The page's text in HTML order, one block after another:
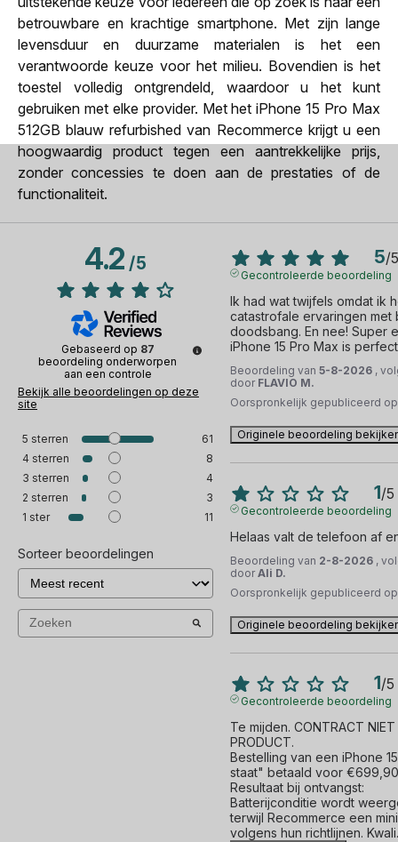
betrouwbare en krachtige smartphone. Met zijn lange
levensduur en duurzame materialen is het een
verantwoorde keuze voor het milieu. Bovendien is het
toestel volledig ontgrendeld, waardoor u het kunt
gebruiken met elke provider. Met het iPhone 15 Pro Max
512GB blauw refurbished van Recommerce krijgt u een
hoogwaardig product tegen een aantrekkelijke prijs,
zonder concessies te doen aan de prestaties of de
functionaliteit.
4.2/5
Gebaseerd op 87
beoordeling onderworpen
aan een controle
Bekijk alle beoordelingen op deze
site
5 sterren
61
4 sterren
8
3 sterren
4
2 sterren
3
1 ster 11
Sorteer beoordelingen
5/5
Gecontroleerde beoordeling
Ik had wat twijfels omdat ik
catastrofale ervaringen met
doodsbang. En nee! Super
iPhone 15 Pro Max is
Beoordeling van 5-8-2026 ,
door FLAVIO M.
Oorspronkelijk gepubliceerd
Originele beoordeling
1/5
Gecontroleerde beoordeling
Helaas valt de telefoon af
Beoordeling van 2-8-2026 ,
door Ali D.
Oorspronkelijk gepubliceerd
Originele beoordeling
1/5
Gecontroleerde beoordeling
Te mijden. CONTRACT NIET
PRODUCT.
Bestelling van een iPhone
staat" betaald voor
Resultaat bij ontvangst:
Batterijconditie wordt
terwijl Recommerce een
volgens hun richtlijnen. Kwali